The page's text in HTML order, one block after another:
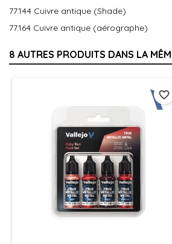
77.144 Cuivre antique (Shade)
77.164 Cuivre antique (aérographe)
8 AUTRES PRODUITS DANS LA
favorite_border